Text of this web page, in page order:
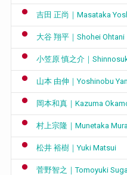
吉田 正尚｜Masataka
大谷 翔平｜Shohei Ohtani
小笠原 慎之介｜
山本 由伸｜Yoshinobu
岡本和真｜Kazuma
村上宗隆｜Munetaka
松井 裕樹｜Yuki Matsui
菅野智之｜Tomoyuki